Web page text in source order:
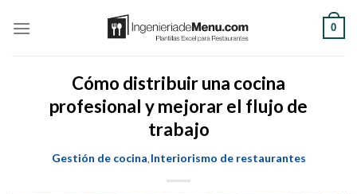
0
Cómo distribuir una cocina
profesional y mejorar el flujo de
trabajo
Gestión de cocina Interiorismo de restaurantes